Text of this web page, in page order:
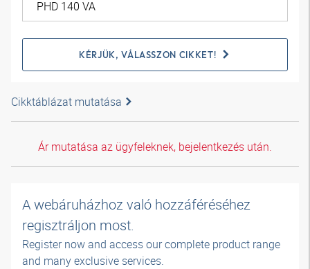
KÉRJÜK, VÁLASSZON CIKKET!
Cikktáblázat mutatása
Ár mutatása az ügyfeleknek, bejelentkezés után.
A webáruházhoz való hozzáféréséhez
regisztráljon most.
Register now and access our complete product range
and many exclusive services.